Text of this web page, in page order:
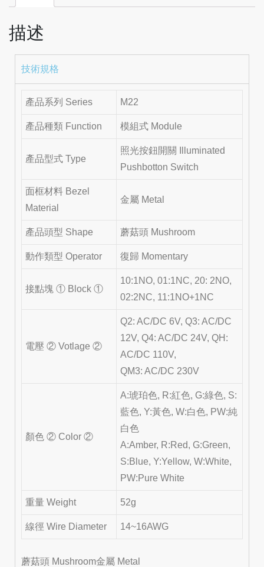
描述
技術規格
產品系列 Series M22
產品種類 Function 模組式 Module
產品型式 Type
照光按鈕開關 Illuminated
Pushbotton Switch
面框材料 Bezel
Material
金屬 Metal
產品頭型 Shape 蘑菇頭 Mushroom
動作類型 Operator 復歸 Momentary
接點塊 ① Block ①
10:1NO, 01:1NC, 20: 2NO,
02:2NC, 11:1NO+1NC
電壓 ② Votlage ②
Q2: AC/DC 6V, Q3: AC/DC
12V, Q4: AC/DC 24V, QH:
AC/DC 110V,
QM3: AC/DC 230V
顏色 ② Color ②
A:琥珀色, R:紅色, G:綠色, S:
藍色, Y:黃色, W:白色, PW:純
白色
A:Amber, R:Red, G:Green,
S:Blue, Y:Yellow, W:White,
PW:Pure White
重量 Weight 52g
線徑 Wire Diameter 14~16AWG
蘑菇頭 Mushroom金屬 Metal